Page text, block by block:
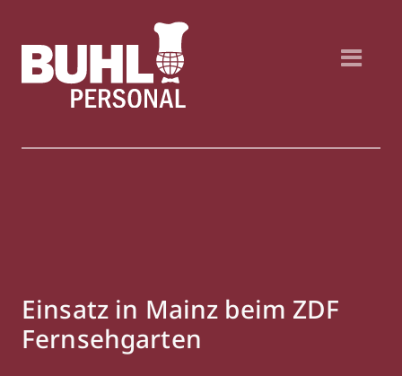
Einsatz in Mainz beim ZDF
Fernsehgarten